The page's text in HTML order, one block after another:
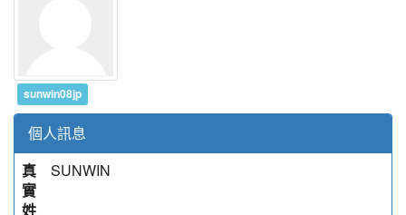
sunwin08jp
個人訊息
真
實
姓
SUNWIN